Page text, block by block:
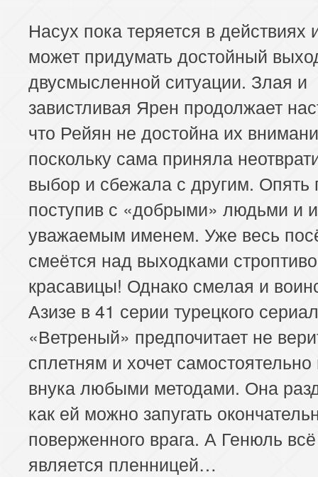
Насух пока теряется в действиях
может придумать достойный
двусмысленной ситуации. Злая и
завистливая Ярен продолжает
что Рейян не достойна их
поскольку сама приняла
выбор и сбежала с другим. Опять
поступив с «добрыми» людьми и
уважаемым именем. Уже весь
смеётся над выходками
красавицы! Однако смелая и
Азизе в 41 серии турецкого
«Ветреный» предпочитает не
сплетням и хочет самостоятельно
внука любыми методами. Она
как ей можно запугать
поверженного врага. А Генюль
является пленницей…